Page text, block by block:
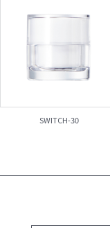
SWITCH-30